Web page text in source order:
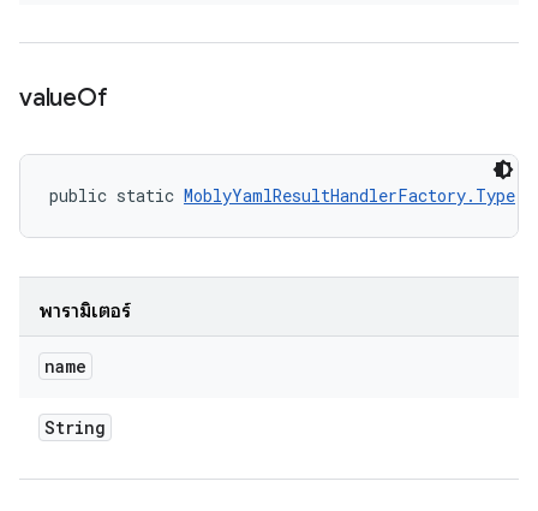
valueOf
public static MoblyYamlResultHandlerFactory.Type
พารามิเตอร์
name
String